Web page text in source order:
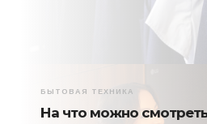
БЫТОВАЯ ТЕХНИКА
На что можно